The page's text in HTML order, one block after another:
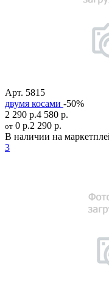
Арт. 5815
двумя косами -50%
2 290 р.4 580 р.
от 0 р.2 290 р.
В наличии на
3